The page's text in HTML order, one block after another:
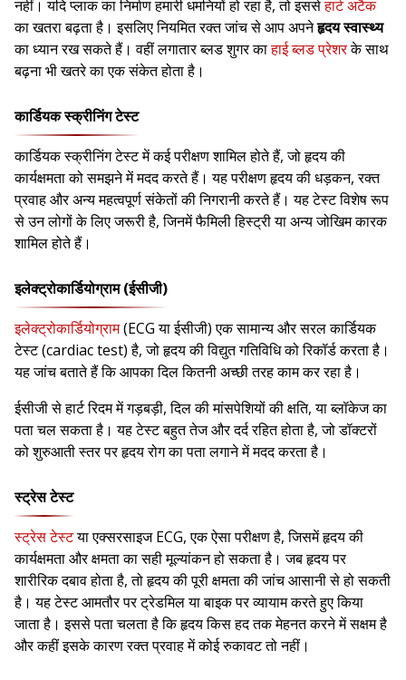
नहीं। यदि प्लाक का निर्माण हमारी धमनियों हो रहा है, तो इससेहार्ट अटैक
का खतरा बढ़ता है। इसलिए नियमित रक्त जांच से आप अपनेहृदय स्वास्थ्य
का ध्यान रख सकते हैं। वहीं लगातार ब्लड शुगर काहाई ब्लड प्रेशरके साथ
बढ़ना भी खतरे का एक संकेत होता है।
कार्डियक स्क्रीनिंग टेस्ट
कार्डियक स्क्रीनिंग टेस्ट में कई परीक्षण शामिल होते हैं, जो हृदय की
कार्यक्षमता को समझने में मदद करते हैं। यह परीक्षण हृदय की धड़कन, रक्त
प्रवाह और अन्य महत्वपूर्ण संकेतों की निगरानी करते हैं। यह टेस्ट विशेष रूप
से उन लोगों के लिए जरूरी है, जिनमें फैमिली हिस्ट्री या अन्य जोखिम कारक
शामिल होते हैं।
इलेक्ट्रोकार्डियोग्राम (ईसीजी)
इलेक्ट्रोकार्डियोग्राम(ECG या ईसीजी) एक सामान्य और सरल कार्डियक
टेस्ट (cardiac test) है, जो हृदय की विद्युत गतिविधि को रिकॉर्ड करता है।
यह जांच बताते हैं कि आपका दिल कितनी अच्छी तरह काम कर रहा है।
ईसीजी से हार्ट रिदम में गड़बड़ी, दिल की मांसपेशियों की क्षति, या ब्लॉकेज का
पता चल सकता है। यह टेस्ट बहुत तेज और दर्द रहित होता है, जो डॉक्टरों
को शुरुआती स्तर पर हृदय रोग का पता लगाने में मदद करता है।
स्ट्रेस टेस्ट
स्ट्रेस टेस्टया एक्सरसाइज ECG, एक ऐसा परीक्षण है, जिसमें हृदय की
कार्यक्षमता और क्षमता का सही मूल्यांकन हो सकता है। जब हृदय पर
शारीरिक दबाव होता है, तो हृदय की पूरी क्षमता की जांच आसानी से हो सकती
है। यह टेस्ट आमतौर पर ट्रेडमिल या बाइक पर व्यायाम करते हुए किया
जाता है। इससे पता चलता है कि हृदय किस हद तक मेहनत करने में सक्षम है
और कहीं इसके कारण रक्त प्रवाह में कोई रुकावट तो नहीं।